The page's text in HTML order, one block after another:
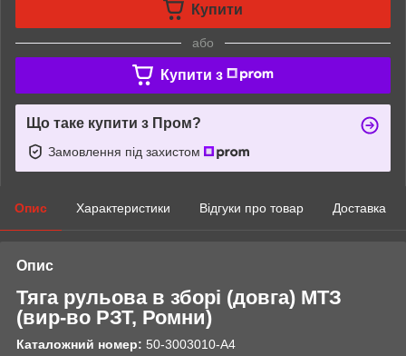
Купити
або
Купити з
Що таке купити з Пром?
Замовлення під захистом
Опис Характеристики Відгуки про товар Доставка
Опис
Тяга рульова в зборі (довга) МТЗ
(вир-во РЗТ, Ромни)
Каталожний номер: 50-3003010-А4